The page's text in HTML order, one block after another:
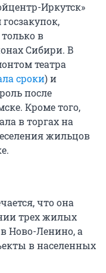
Иркутск»
в
Сибири. В
театра
сроки) и
после
Кроме того,
в торгах на
жильцов
что она
трех жилых
Ново-Ленино, а
в населенных